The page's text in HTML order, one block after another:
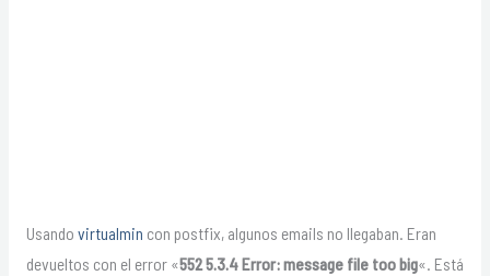
Usando virtualmin con postfix, algunos emails no llegaban. Eran
devueltos con el error «552 5.3.4 Error: message file too big«. Está